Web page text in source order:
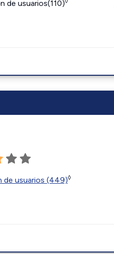
de usuarios(110)
de usuarios (449)◊